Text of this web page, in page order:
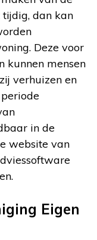
dan kan
Deze voor
kunnen mensen
verhuizen en
in de
website van
Eigen